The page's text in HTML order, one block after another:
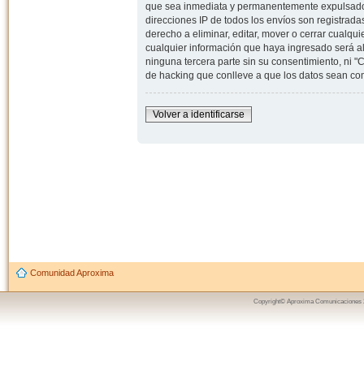
que sea inmediata y permanentemente
direcciones IP de todos los envíos son
derecho a eliminar, editar, mover o cerrar
cualquier información que haya ingresado será
ninguna tercera parte sin su consentimiento, ni
de hacking que conlleve a que los datos sean
Volver a identificarse
Comunidad Aproxima
Copyright© Aproxima Comunicaciones